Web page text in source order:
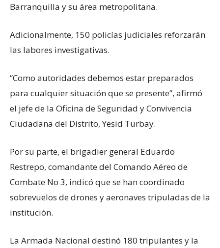
Barranquilla y su área metropolitana.
Adicionalmente, 150 policías judiciales reforzarán
las labores investigativas.
“Como autoridades debemos estar preparados
para cualquier situación que se presente”, afirmó
el jefe de la Oficina de Seguridad y Convivencia
Ciudadana del Distrito, Yesid Turbay.
Por su parte, el brigadier general Eduardo
Restrepo, comandante del Comando Aéreo de
Combate No 3, indicó que se han coordinado
sobrevuelos de drones y aeronaves tripuladas de la
institución.
La Armada Nacional destinó 180 tripulantes y la